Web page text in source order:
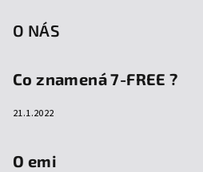
O NÁS
Co znamená 7-FREE ?
21.1.2022
O emi